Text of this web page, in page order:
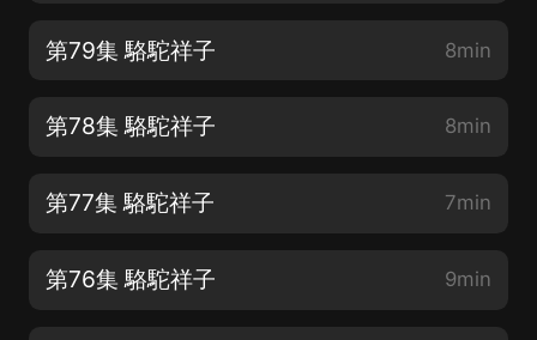
第79集 駱駝祥子 8min
第78集 駱駝祥子 8min
第77集 駱駝祥子 7min
第76集 駱駝祥子 9min